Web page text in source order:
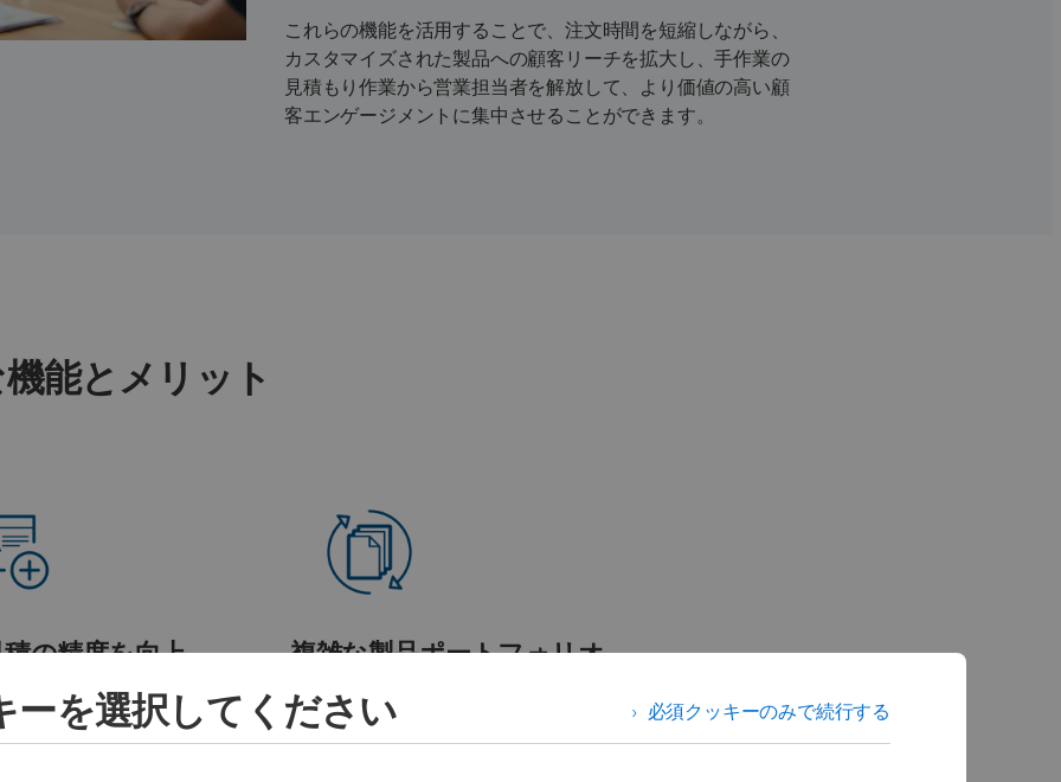
これらの機能を活用することで、注文時間を短縮しながら、
カスタマイズされた製品への顧客リーチを拡大し、手作業の
見積もり作業から営業担当者を解放して、より価値の高い顧
客エンゲージメントに集中させることができます。
能とメリット
積の精度を向上
タイムで同期します。
複雑な製品ポートフォリオ
変動性と価格設定ルールを管理しなが
ら、カスタマイズされたソリューショ
必須クッキーのみで続行する
ーを選択してください